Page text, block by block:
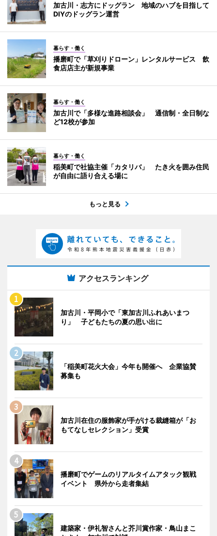
加古川・志方にドッグラン 地域のハブを目指して
DIYのドッグラン運営
暮らす・働く
播磨町で「草刈りドローン」レンタルサービス 飲
食店店主が新規事業
暮らす・働く
加古川で「多様な進路相談会」 通信制・全日制な
ど12校が参加
暮らす・働く
稲美町で社協主催「カタリバ」 たき火を囲み住民
が自由に語り合える場に
もっと見る
アクセスランキング
加古川・平岡小で「東加古川ふれあいまつ
り」 子どもたちの夏の思い出に
「稲美町花火大会」今年も開催へ 企業協賛
募集も
加古川在住の服飾家が手がける裁縫箱が「お
もてなしセレクション」受賞
播磨町でゲームのリアルタイムアタック観戦
イベント 県外から走者集結
建築家・伊礼智さんと芥川賞作家・鳥山まこ